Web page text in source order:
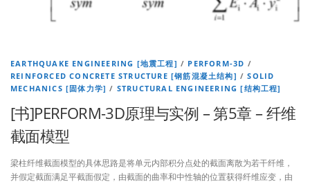
EARTHQUAKE ENGINEERING [地震工程] / PERFORM-3D /
REINFORCED CONCRETE STRUCTURE [钢筋混凝土结构] /SOLID
MECHANICS [固体力学] / STRUCTURAL ENGINEERING [结构工程]
[书]PERFORM-3D原理与实例 – 第5章 – 纤维
截面模型
梁柱纤维截面模型的具体思路是将单元内部积分点处的截面离散为若干纤维，
并假定截面满足平截面假定，由截面的曲率和中性轴的位置获得纤维应变，由